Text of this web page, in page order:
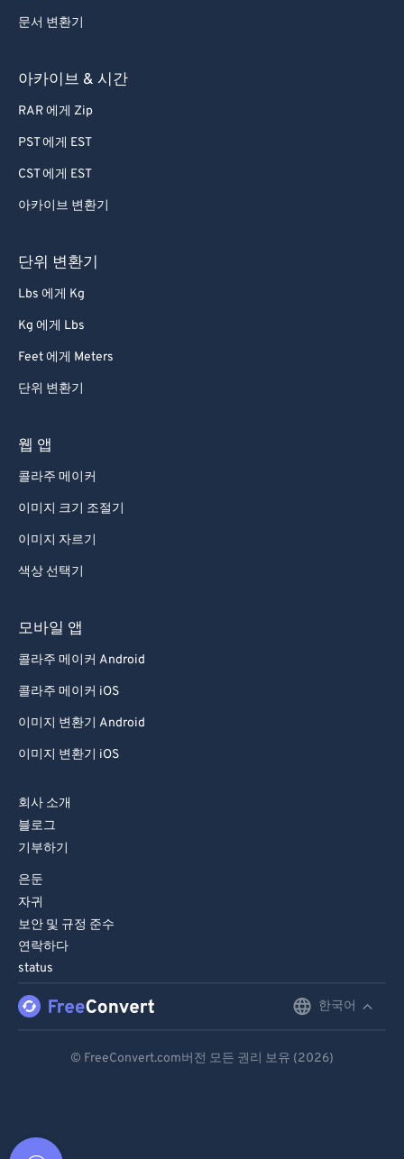
문서 변환기
아카이브 & 시간
RAR 에게 Zip
PST 에게 EST
CST 에게 EST
아카이브 변환기
단위 변환기
Lbs 에게 Kg
Kg 에게 Lbs
Feet 에게 Meters
단위 변환기
웹 앱
콜라주 메이커
이미지 크기 조절기
이미지 자르기
색상 선택기
모바일 앱
콜라주 메이커 Android
콜라주 메이커 iOS
이미지 변환기 Android
이미지 변환기 iOS
회사 소개
블로그
기부하기
은둔
자귀
보안 및 규정 준수
연락하다
status
한국어
© FreeConvert.com버전 모든 권리 보유 (2026)